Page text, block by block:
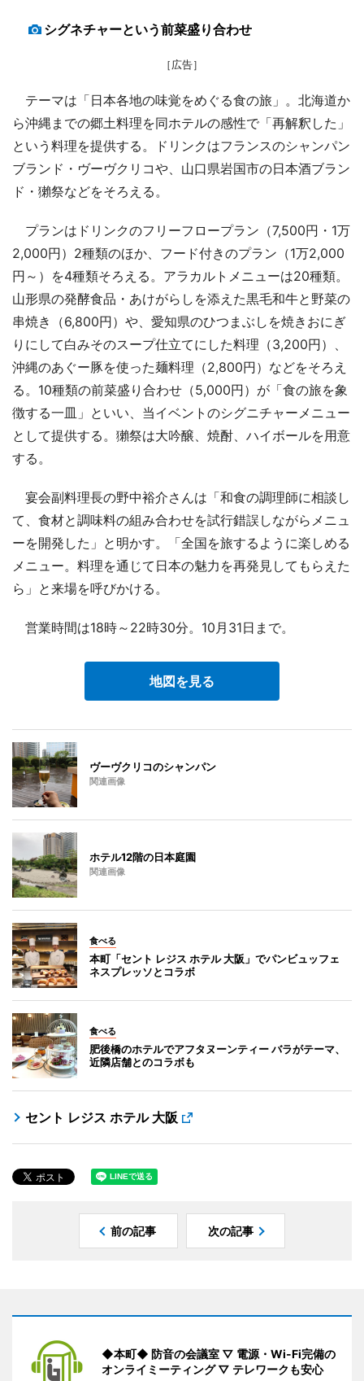
シグネチャーという前菜盛り合わせ
［広告］
テーマは「日本各地の味覚をめぐる食の旅」。北海道か
ら沖縄までの郷土料理を同ホテルの感性で「再解釈した」
という料理を提供する。ドリンクはフランスのシャンパン
ブランド・ヴーヴクリコや、山口県岩国市の日本酒ブラン
ド・獺祭などをそろえる。
プランはドリンクのフリーフロープラン（7,500円・1万
2,000円）2種類のほか、フード付きのプラン（1万2,000
円～）を4種類そろえる。アラカルトメニューは20種類。
山形県の発酵食品・あけがらしを添えた黒毛和牛と野菜の
串焼き（6,800円）や、愛知県のひつまぶしを焼きおにぎ
りにして白みそのスープ仕立てにした料理（3,200円）、
沖縄のあぐー豚を使った麺料理（2,800円）などをそろえ
る。10種類の前菜盛り合わせ（5,000円）が「食の旅を象
徴する一皿」といい、当イベントのシグニチャーメニュー
として提供する。獺祭は大吟醸、焼酎、ハイボールを用意
する。
宴会副料理長の野中裕介さんは「和食の調理師に相談し
て、食材と調味料の組み合わせを試行錯誤しながらメニュ
ーを開発した」と明かす。「全国を旅するように楽しめる
メニュー。料理を通じて日本の魅力を再発見してもらえた
ら」と来場を呼びかける。
営業時間は18時～22時30分。10月31日まで。
地図を見る
ヴーヴクリコのシャンパン
関連画像
ホテル12階の日本庭園
関連画像
食べる
本町「セント レジス ホテル 大阪」でパンビュッフェ
ネスプレッソとコラボ
食べる
肥後橋のホテルでアフタヌーンティー バラがテーマ、
近隣店舗とのコラボも
セント レジス ホテル 大阪
前の記事 次の記事
◆本町◆ 防音の会議室 ▽ 電源・Wi-Fi完備の
オンライミーティング ▽ テレワークも安心